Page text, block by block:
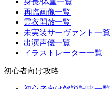
身長/体重一覧
再臨画像一覧
霊衣開放一覧
未実装サーヴァント一覧
出演声優一覧
イラストレーター一覧
初心者向け攻略